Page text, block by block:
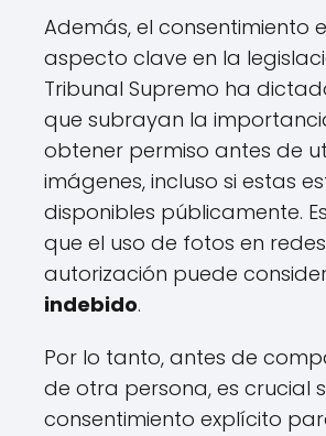
Además, el consentimiento
aspecto clave en la
Tribunal Supremo ha
que subrayan la
obtener permiso antes de
imágenes, incluso si estas
disponibles públicamente.
que el uso de fotos en
autorización puede
indebido.
Por lo tanto, antes de
de otra persona, es crucial
consentimiento explícito